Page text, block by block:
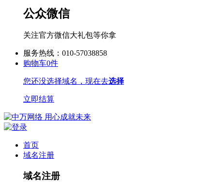
公众微信
关注官方微信大礼包等你拿
服务热线：010-57038858
购物车0件
您还没选择域名，现在去选择
立即结算
首页
域名注册
域名注册